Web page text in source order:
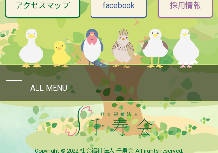
アクセスマップ facebook 採用情報
ALL MENU
Copyright © 2022 社会福祉法人 千寿会 All rights reserved.